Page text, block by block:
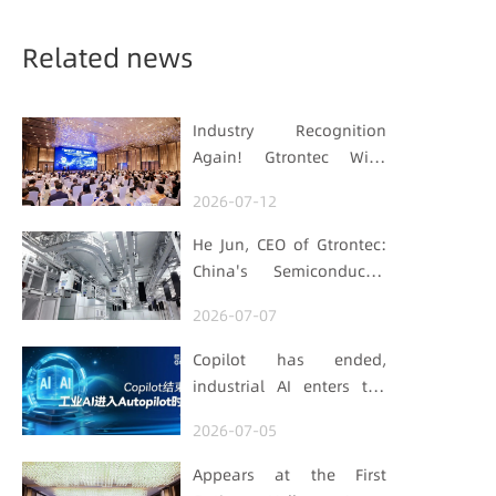
Related news
Industry Recognition
Again! Gtrontec Wins
Manufacturing Industry
Annual Outstanding
Leading Enterprise Award
2026-07-12
He Jun, CEO of Gtrontec:
China's Semiconductor
Long-termist Who Carries
the Flag
2026-07-07
Copilot has ended,
industrial AI enters the
2026-07-05
Appears at the First